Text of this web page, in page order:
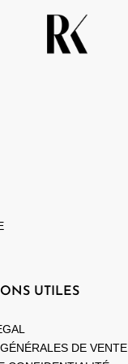
UTILES
DE VENTE